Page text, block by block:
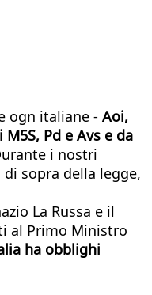
ogn italiane - Aoi,
Pd e Avs e da
i nostri
sopra della legge,
La Russa e il
al Primo Ministro
ha obblighi